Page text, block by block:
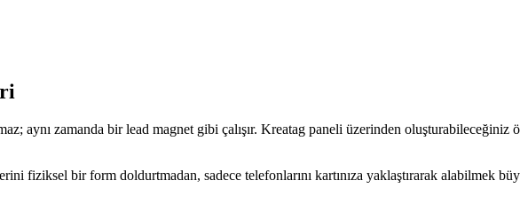
aynı zamanda bir lead magnet gibi çalışır. Kreatag paneli üzerinden
fiziksel bir form doldurtmadan, sadece telefonlarını kartınıza yaklaştırarak alabilmek